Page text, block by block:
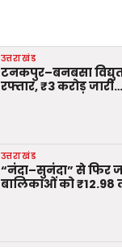
उत्तराखंड
टनकपुर–बनबसा
रफ्तार, ₹3 करोड़ जारी…
उत्तराखंड
“नंदा–सुनंदा” से फिर
बालिकाओं को ₹12.98